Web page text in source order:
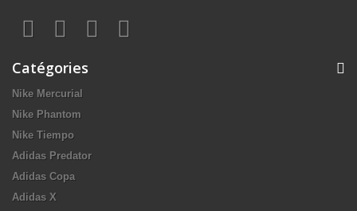
Catégories
Nike Mercurial
Nike Phantom
Nike Tiempo
Adidas Predator
Adidas Copa
Adidas X